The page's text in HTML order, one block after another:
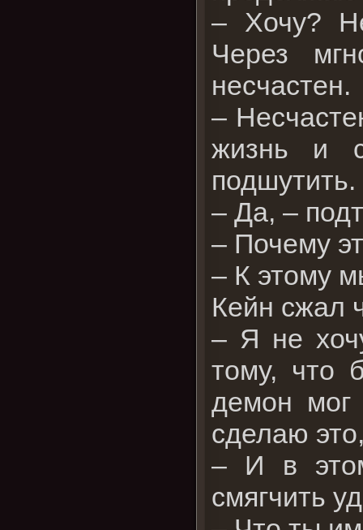
– Хочу?
Через
несчастен.
–
жизнь и
– Да, –
– Почему
– К этому
Кейн сжал
– Я не
тому, что
демон мог
сделаю
– И в
смягчить